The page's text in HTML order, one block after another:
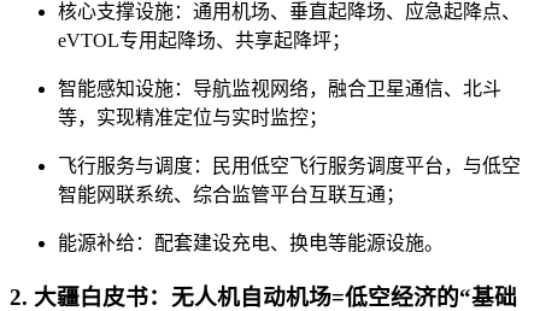
核心支撑设施：通用机场、垂直起降场、应急起降点、
eVTOL专用起降场、共享起降坪；
智能感知设施：导航监视网络，融合卫星通信、北斗
等，实现精准定位与实时监控；
飞行服务与调度：民用低空飞行服务调度平台，与低空
智能网联系统、综合监管平台互联互通；
能源补给：配套建设充电、换电等能源设施。
2. 大疆白皮书：无人机自动机场=低空经济的“基础